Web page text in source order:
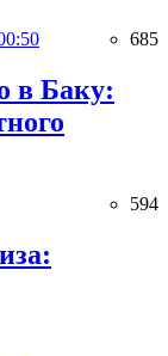
685
в Баку:
594